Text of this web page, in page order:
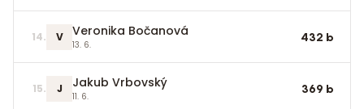
14. V Veronika Bočanová
13. 6.
432 b
15. J Jakub Vrbovský
11. 6.
369 b